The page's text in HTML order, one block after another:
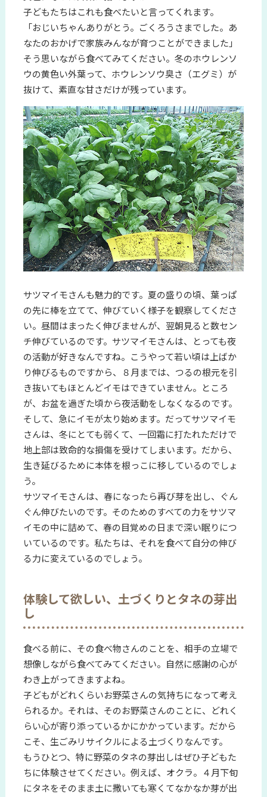
子どもたちはこれも食べたいと言ってくれます。
「おじいちゃんありがとう。ごくろうさまでした。あ
なたのおかげで家族みんなが育つことができました」
そう思いながら食べてみてください。冬のホウレンソ
ウの黄色い外葉って、ホウレンソウ臭さ（エグミ）が
抜けて、素直な甘さだけが残っています。
サツマイモさんも魅力的です。夏の盛りの頃、葉っぱ
の先に棒を立てて、伸びていく様子を観察してくださ
い。昼間はまったく伸びませんが、翌朝見ると数セン
チ伸びているのです。サツマイモさんは、とっても夜
の活動が好きなんですね。こうやって若い頃は上ばか
り伸びるものですから、８月までは、つるの根元を引
き抜いてもほとんどイモはできていません。ところ
が、お盆を過ぎた頃から夜活動をしなくなるのです。
そして、急にイモが太り始めます。だってサツマイモ
さんは、冬にとても弱くて、一回霜に打たれただけで
地上部は致命的な損傷を受けてしまいます。だから、
生き延びるために本体を根っこに移しているのでしょ
う。
サツマイモさんは、春になったら再び芽を出し、ぐん
ぐん伸びたいのです。そのためのすべての力をサツマ
イモの中に詰めて、春の目覚めの日まで深い眠りにつ
いているのです。私たちは、それを食べて自分の伸び
る力に変えているのでしょう。
体験して欲しい、土づくりとタネの芽出
し
食べる前に、その食べ物さんのことを、相手の立場で
想像しながら食べてみてください。自然に感謝の心が
わき上がってきますよね。
子どもがどれくらいお野菜さんの気持ちになって考え
られるか。それは、そのお野菜さんのことに、どれく
らい心が寄り添っているかにかかっています。だから
こそ、生ごみリサイクルによる土づくりなんです。
もうひとつ、特に野菜のタネの芽出しはぜひ子どもた
ちに体験させてください。例えば、オクラ。４月下旬
にタネをそのまま土に撒いても寒くてなかなか芽が出